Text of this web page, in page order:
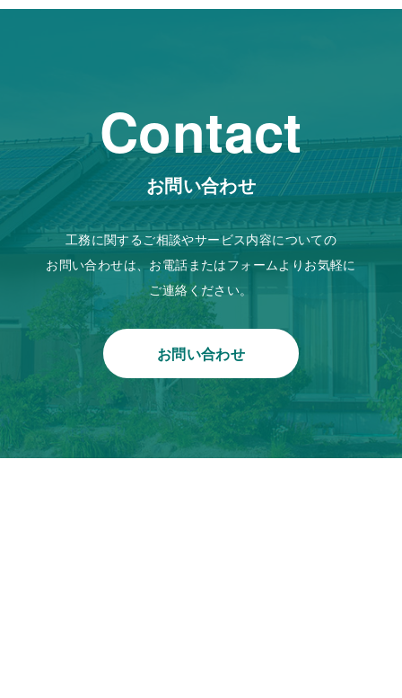
Contact
お問い合わせ
工務に関するご相談やサービス内容についての
お問い合わせは、お電話またはフォームよりお気軽に
ご連絡ください。
お問い合わせ